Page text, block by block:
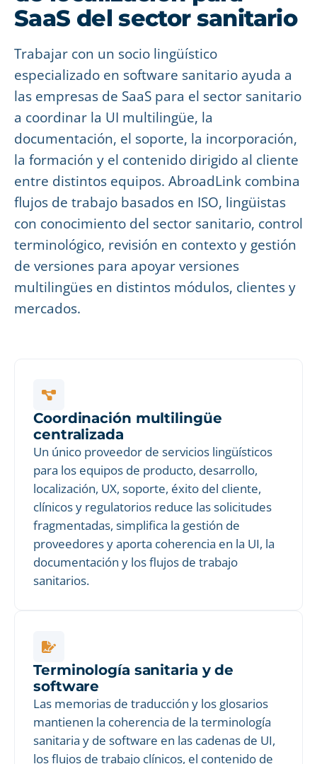
SaaS del sector sanitario
Trabajar con un socio lingüístico
especializado en software sanitario ayuda a
las empresas de SaaS para el sector sanitario
a coordinar la UI multilingüe, la
documentación, el soporte, la incorporación,
la formación y el contenido dirigido al cliente
entre distintos equipos. AbroadLink combina
flujos de trabajo basados en ISO, lingüistas
con conocimiento del sector sanitario, control
terminológico, revisión en contexto y gestión
de versiones para apoyar versiones
multilingües en distintos módulos, clientes y
mercados.
Coordinación multilingüe
centralizada
Un único proveedor de servicios lingüísticos
para los equipos de producto, desarrollo,
localización, UX, soporte, éxito del cliente,
clínicos y regulatorios reduce las solicitudes
fragmentadas, simplifica la gestión de
proveedores y aporta coherencia en la UI, la
documentación y los flujos de trabajo
sanitarios.
Terminología sanitaria y de
software
Las memorias de traducción y los glosarios
mantienen la coherencia de la terminología
sanitaria y de software en las cadenas de UI,
los flujos de trabajo clínicos, el contenido de